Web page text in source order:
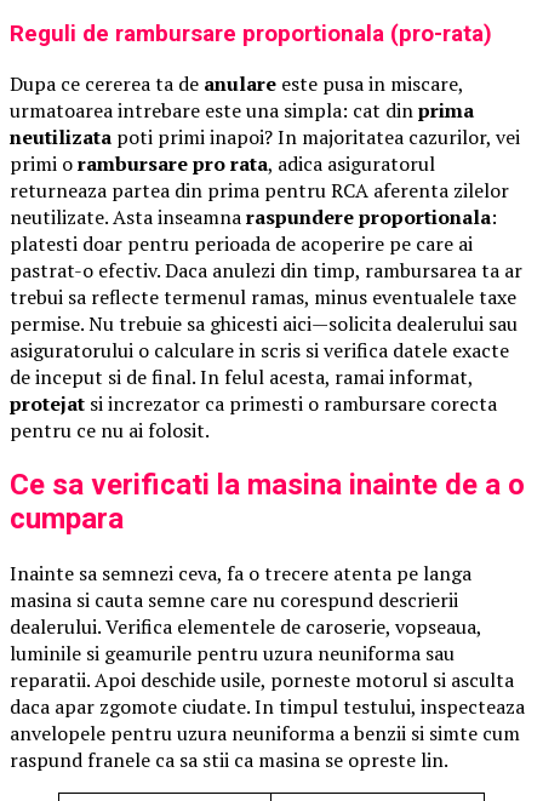
Reguli de rambursare proportionala (pro-rata)
Dupa ce cererea ta de anulare este pusa in miscare,
urmatoarea intrebare este una simpla: cat dinprima
neutilizata poti primi inapoi? In majoritatea cazurilor, vei
primi orambursare pro rata, adica asiguratorul
returneaza partea din prima pentru RCA aferenta zilelor
neutilizate. Asta inseamnaraspundere proportionala:
platesti doar pentru perioada de acoperire pe care ai
pastrat-o efectiv. Daca anulezi din timp, rambursarea ta ar
trebui sa reflecte termenul ramas, minus eventualele taxe
permise. Nu trebuie sa ghicesti aici—solicita dealerului sau
asiguratorului o calculare in scris si verifica datele exacte
de inceput si de final. In felul acesta, ramai informat,
protejat si increzator ca primesti o rambursare corecta
pentru ce nu ai folosit.
Ce sa verificati la masina inainte de a o
cumpara
Inainte sa semnezi ceva, fa o trecere atenta pe langa
masina si cauta semne care nu corespund descrierii
dealerului. Verifica elementele de caroserie, vopseaua,
luminile si geamurile pentru uzura neuniforma sau
reparatii. Apoi deschide usile, porneste motorul si asculta
daca apar zgomote ciudate. In timpul testului, inspecteaza
anvelopele pentru uzura neuniforma a benzii si simte cum
raspund franele ca sa stii ca masina se opreste lin.